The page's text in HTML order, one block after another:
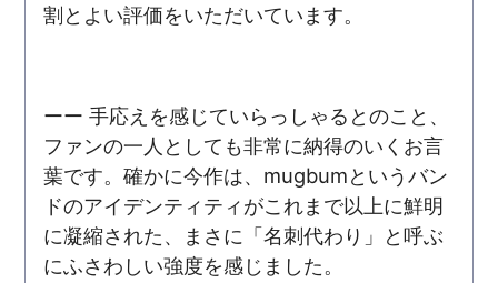
割とよい評価をいただいています。
ーー 手応えを感じていらっしゃるとのこと、
ファンの一人としても非常に納得のいくお言
葉です。確かに今作は、mugbumというバン
ドのアイデンティティがこれまで以上に鮮明
に凝縮された、まさに「名刺代わり」と呼ぶ
にふさわしい強度を感じました。